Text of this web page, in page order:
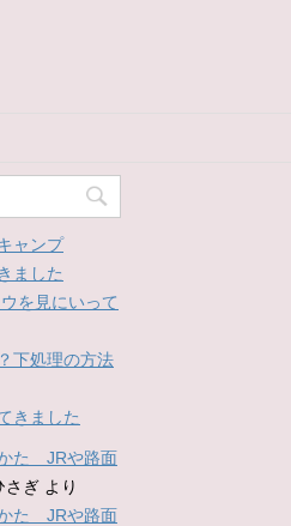
ャンプ
ました
を見にいって
下処理の方法
きました
かた JRや路面
さぎ より
かた JRや路面